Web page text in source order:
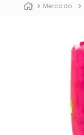
Mercado